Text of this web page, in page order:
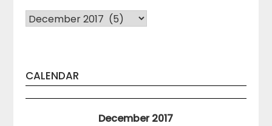
Arhiva
CALENDAR
December 2017